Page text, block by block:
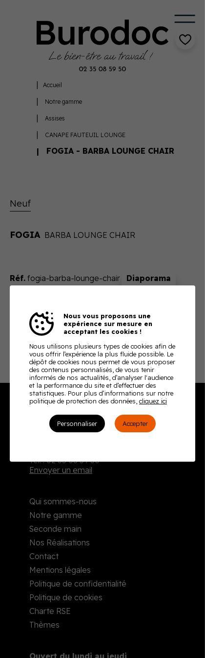
Accueil
Notre gamme
Assises
CANAPE FAUTEUIL LOUNGE
FOGIA - BARBA LOUNGE CHAIR
Neuf
FOGIA BARBA LOUNGE CHAIR
Réf. fogia-barba-lounge-chair
En ajoutant ce produit à votre panier, nous vous
enverrons un devis ajusté à votre besoin
Télécharger la fiche technique
Burodoc
Tél. : 02 35 08 59 50
Envoyer un email
Qui sommes-nous
Notre gamme
Seconde main
Nos Réalisations
Contact
Mentions légales
Politique de confidentialité
Politique de cookies
Charte RSE
Thèmes
Nous vous proposons une
expérience sur mesure en
acceptant les cookies !
Nous utilisons plusieurs types de cookies afin de
vous offrir l’expérience la plus fluide possible. Le
dépôt de cookies nous permet de vous proposer
des contenus personnalisés, de vous tenir
informés de nos actualités, d’analyser l'audience
et la performance du site et d’effectuer des
statistiques. Pour plus d’informations sur notre
politique de protection des données, cliquez ici
Personnaliser Accepter